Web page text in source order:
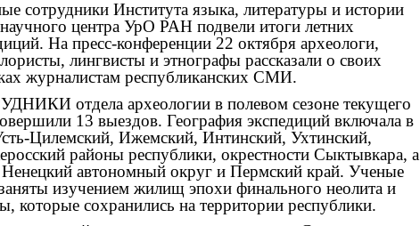
сотрудники Института языка, литературы и истории
центра УрО РАН подвели итоги летних
На пресс-конференции 22 октября археологи,
лингвисты и этнографы рассказали о своих
журналистам республиканских СМИ.
отдела археологии в полевом сезоне текущего
13 выездов. География экспедиций включала в
Цилемский, Ижемский, Интинский, Ухтинский,
районы республики, окрестности Сыктывкара, а
Ненецкий автономный округ и Пермский край. Ученые
изучением жилищ эпохи финального неолита и
которые сохранились на территории республики.